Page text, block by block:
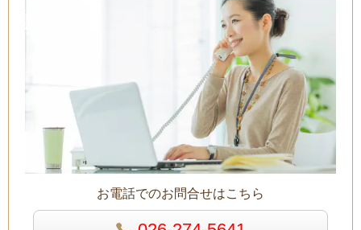
お電話でのお問合せはこちら